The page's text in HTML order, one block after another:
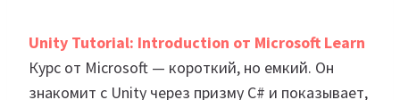
Unity Tutorial: Introduction от Microsoft Learn
Курс от Microsoft — короткий, но емкий. Он
знакомит с Unity через призму C# и показывает,